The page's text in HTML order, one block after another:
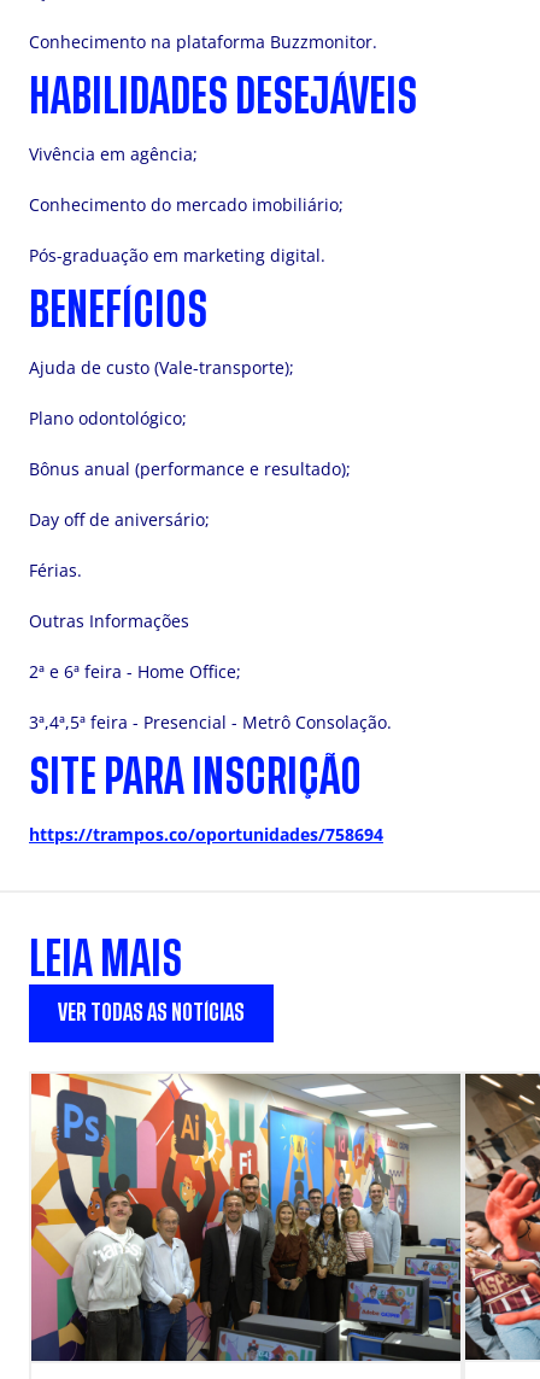
Conhecimento na plataforma Buzzmonitor.
HABILIDADES DESEJÁVEIS
Vivência em agência;
Conhecimento do mercado imobiliário;
Pós-graduação em marketing digital.
BENEFÍCIOS
Ajuda de custo (Vale-transporte);
Plano odontológico;
Bônus anual (performance e resultado);
Day off de aniversário;
Férias.
Outras Informações
2ª e 6ª feira - Home Office;
3ª,4ª,5ª feira - Presencial - Metrô Consolação.
SITE PARA INSCRIÇÃO
https://trampos.co/oportunidades/758694
LEIA MAIS
VER TODAS AS NOTÍCIAS